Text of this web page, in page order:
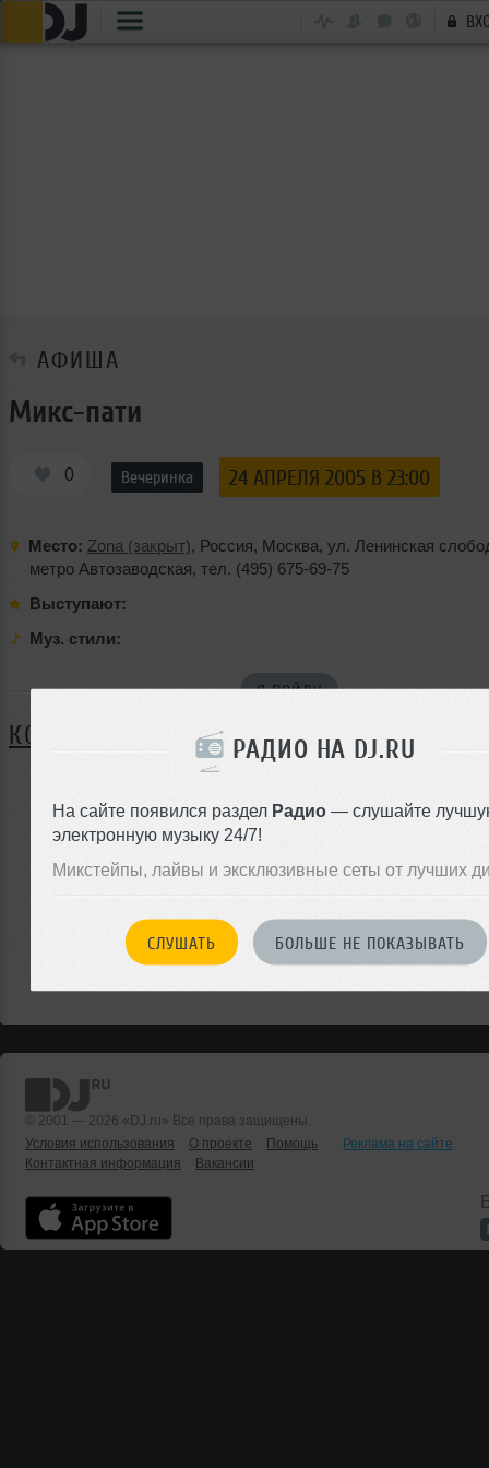
РАДИО НА DJ.RU
На сайте появился раздел Радио — слушайте
электронную музыку 24/7!
Микстейпы, лайвы и эксклюзивные сеты от лучших
СЛУШАТЬ БОЛЬШЕ НЕ ПОКАЗЫВАТЬ
АФИША
Микс-пати
0 Вечеринка 24 АПРЕЛЯ 2005 В 23:00
Место: Zona (закрыт), Россия, Москва, ул. Ленинская
метро Автозаводская, тел. (495) 675-69-75
Выступают:
Муз. стили:
Я ПОЙДУ
КОММЕНТАРИИ
ЗАРЕГИСТРИРУЙТЕСЬ
Или
© 2001 — 2026 «DJ.ru» Все права защищены.
Условия использования
О проекте Помощь
Реклама на сайте
Контактная информация
Вакансии